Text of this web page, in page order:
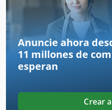
funcionamiento: 5735
Anuncie ahora
11 millones de
esperan
Crear